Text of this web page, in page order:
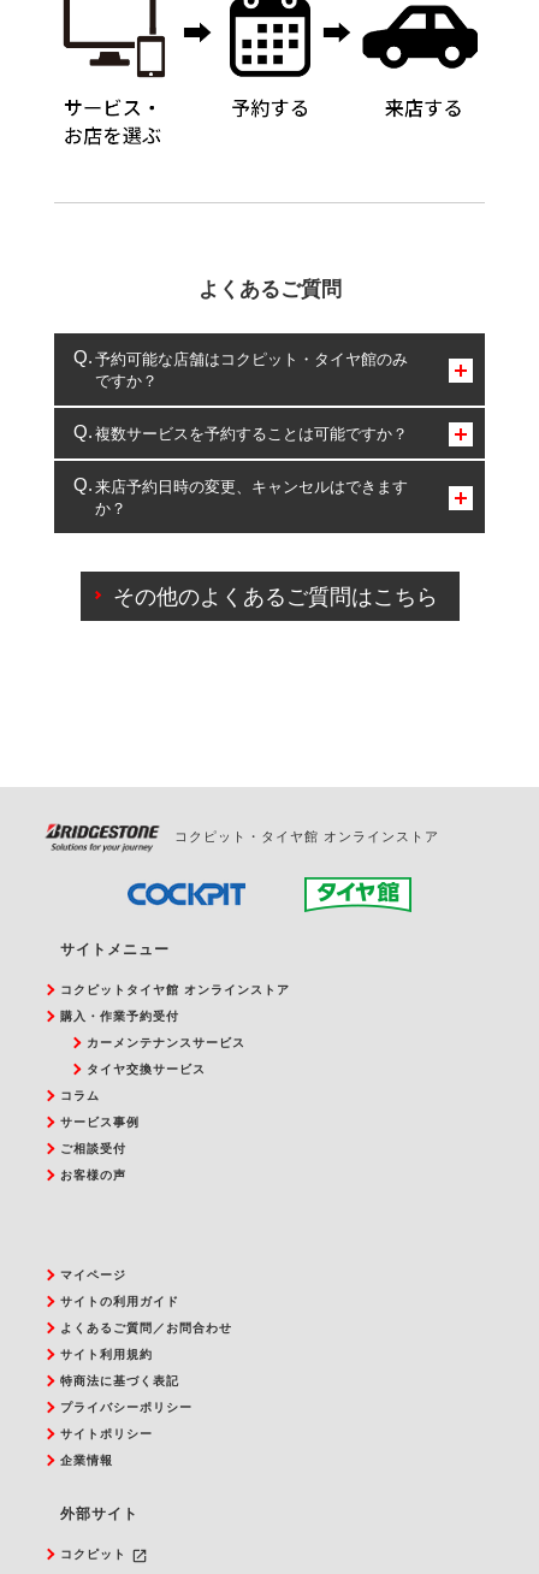
よくあるご質問
予約可能な店舗はコクピット・タイヤ館のみ
ですか？
コクピット・タイヤ館のみとなります。
複数サービスを予約することは可能ですか？
複数サービスのご予約は可能です。
一部の商品・サービスの組み合わせに限り、同時にご予約が
出来ないものもございます。
来店予約日時の変更、キャンセルはできます
か？
ご来店予約日の3営業日前を過ぎている場合のご予約
の日時変更につきましては、直接ご予約の店舗まで
その他のよくあるご質問はこちら
コクピット・タイヤ館 オンラインストア
サイトメニュー
コクピットタイヤ館 オンラインストア
購入・作業予約受付
カーメンテナンスサービス
タイヤ交換サービス
コラム
サービス事例
ご相談受付
お客様の声
マイページ
サイトの利用ガイド
よくあるご質問／お問合わせ
サイト利用規約
特商法に基づく表記
プライバシーポリシー
サイトポリシー
企業情報
外部サイト
コクピット
launch